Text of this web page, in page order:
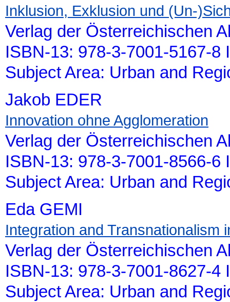
Inklusion, Exklusion und (Un-
Verlag der Österreichischen
ISBN-13: 978-3-7001-5167-
Subject Area: Urban and
Jakob EDER
Innovation ohne Agglomeration
Verlag der Österreichischen
ISBN-13: 978-3-7001-8566-
Subject Area: Urban and
Eda GEMI
Integration and Transnationalism
Verlag der Österreichischen
ISBN-13: 978-3-7001-8627-
Subject Area: Urban and